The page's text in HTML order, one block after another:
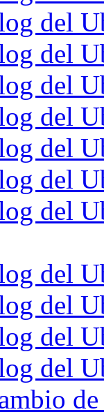
del
del
del
del
del
del
del
del
del
del
del